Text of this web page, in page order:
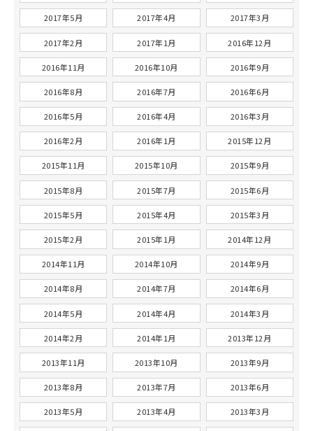
2017年5月 2017年4月 2017年3月
2017年2月 2017年1月 2016年12月
2016年11月 2016年10月 2016年9月
2016年8月 2016年7月 2016年6月
2016年5月 2016年4月 2016年3月
2016年2月 2016年1月 2015年12月
2015年11月 2015年10月 2015年9月
2015年8月 2015年7月 2015年6月
2015年5月 2015年4月 2015年3月
2015年2月 2015年1月 2014年12月
2014年11月 2014年10月 2014年9月
2014年8月 2014年7月 2014年6月
2014年5月 2014年4月 2014年3月
2014年2月 2014年1月 2013年12月
2013年11月 2013年10月 2013年9月
2013年8月 2013年7月 2013年6月
2013年5月 2013年4月 2013年3月